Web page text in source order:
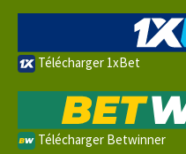
Télécharger 1xBet
Télécharger Betwinner